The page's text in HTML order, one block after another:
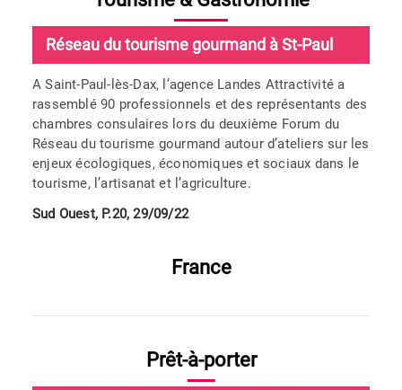
Réseau du tourisme gourmand à St-Paul
A Saint-Paul-lès-Dax, l’agence Landes Attractivité a
rassemblé 90 professionnels et des représentants des
chambres consulaires lors du deuxième Forum du
Réseau du tourisme gourmand autour d’ateliers sur les
enjeux écologiques, économiques et sociaux dans le
tourisme, l’artisanat et l’agriculture.
Sud Ouest, P.20, 29/09/22
France
Prêt-à-porter